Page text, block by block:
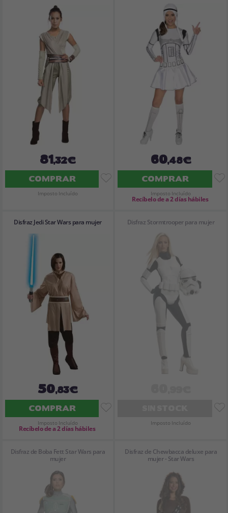
81,32€
COMPRAR
Imposto Incluído
60,48€
COMPRAR
Imposto Incluído
Recíbelo de a 2 días hábiles
Disfraz Jedi Star Wars para mujer
50,83€
COMPRAR
Imposto Incluído
Recíbelo de a 2 días hábiles
Disfraz Stormtrooper para mujer
Imposto Incluído
Disfraz de Boba Fett Star Wars para
mujer
Disfraz de Chewbacca deluxe para
mujer - Star Wars